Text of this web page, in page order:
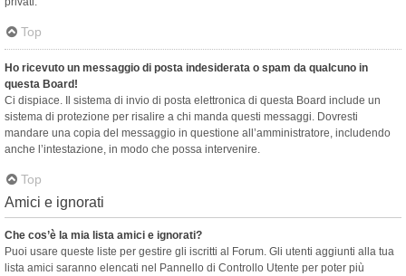
Top
Ho ricevuto un messaggio di posta indesiderata o spam da qualcuno in
questa Board!
Ci dispiace. Il sistema di invio di posta elettronica di questa Board include un
sistema di protezione per risalire a chi manda questi messaggi. Dovresti
mandare una copia del messaggio in questione all’amministratore, includendo
anche l’intestazione, in modo che possa intervenire.
Top
Amici e ignorati
Che cos’è la mia lista amici e ignorati?
Puoi usare queste liste per gestire gli iscritti al Forum. Gli utenti aggiunti alla tua
lista amici saranno elencati nel Pannello di Controllo Utente per poter più